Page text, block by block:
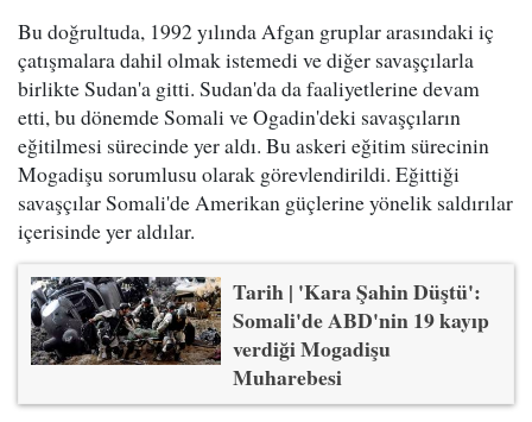
Bu doğrultuda, 1992 yılında Afgan gruplar arasındaki iç
çatışmalara dahil olmak istemedi ve diğer savaşçılarla
birlikte Sudan'a gitti. Sudan'da da faaliyetlerine devam
etti, bu dönemde Somali ve Ogadin'deki savaşçıların
eğitilmesi sürecinde yer aldı. Bu askeri eğitim sürecinin
Mogadişu sorumlusu olarak görevlendirildi. Eğittiği
savaşçılar Somali'de Amerikan güçlerine yönelik saldırılar
içerisinde yer aldılar.
Tarih | 'Kara Şahin Düştü':
Somali'de ABD'nin 19 kayıp
verdiği Mogadişu
Muharebesi